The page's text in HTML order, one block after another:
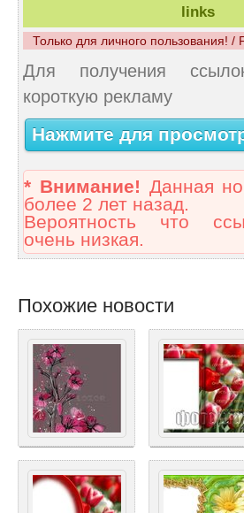
links
Только для личного пользования! /
Для получения
короткую рекламу
Нажмите для
* Внимание! Данная
более 2 лет назад.
Вероятность что
очень низкая.
Похожие новости